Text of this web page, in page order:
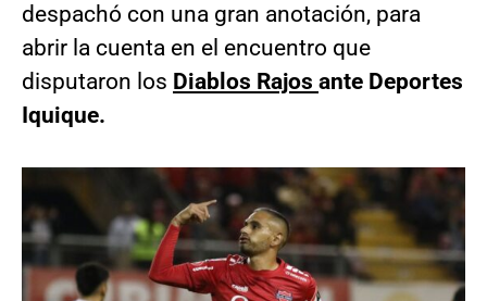
despachó con una gran anotación, para
abrir la cuenta en el encuentro que
disputaron los Diablos Rajos ante Deportes
Iquique.